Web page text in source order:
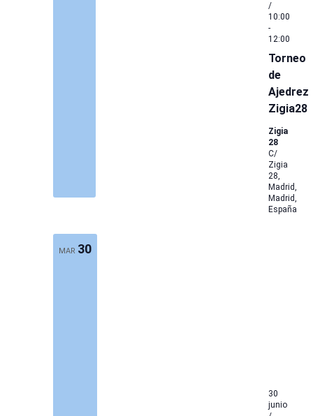
Torneo
de
Ajedrez
Zigia28
/
10:00
-
12:00
Zigia
28
C/
Zigia
28,
Madrid,
Madrid,
España
MAR 30
30
junio